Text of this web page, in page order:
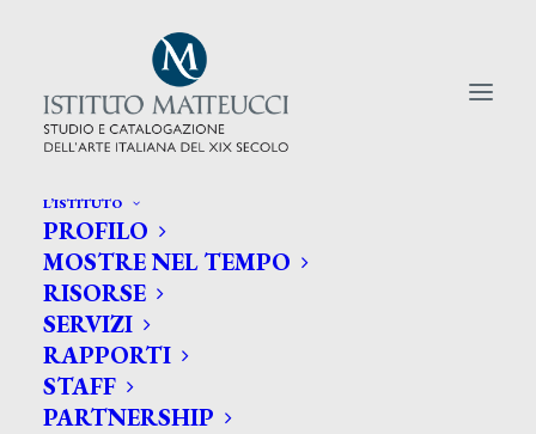
L’ISTITUTO
PROFILO
MOSTRE NEL TEMPO
RISORSE
SERVIZI
RAPPORTI
STAFF
PARTNERSHIP
CERCA TRA GLI ARTISTI:
Search
for: